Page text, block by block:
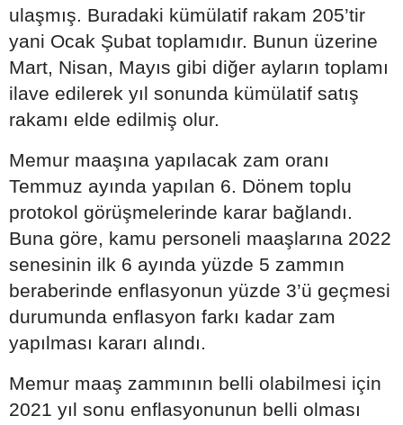
ulaşmış. Buradaki kümülatif rakam 205’tir
yani Ocak Şubat toplamıdır. Bunun üzerine
Mart, Nisan, Mayıs gibi diğer ayların toplamı
ilave edilerek yıl sonunda kümülatif satış
rakamı elde edilmiş olur.
Memur maaşına yapılacak zam oranı
Temmuz ayında yapılan 6. Dönem toplu
protokol görüşmelerinde karar bağlandı.
Buna göre, kamu personeli maaşlarına 2022
senesinin ilk 6 ayında yüzde 5 zammın
beraberinde enflasyonun yüzde 3’ü geçmesi
durumunda enflasyon farkı kadar zam
yapılması kararı alındı.
Memur maaş zammının belli olabilmesi için
2021 yıl sonu enflasyonunun belli olması